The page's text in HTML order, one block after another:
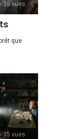
35 vues
que
35 vues